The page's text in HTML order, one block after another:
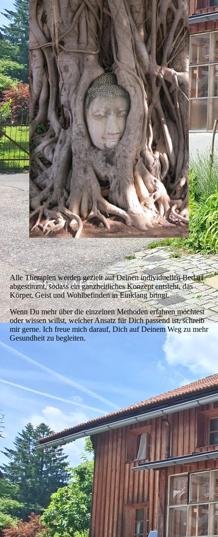
Alle Therapien werden gezielt auf Deinen individuellen Bedarf
abgestimmt, sodass ein ganzheitliches Konzept entsteht, das
Körper, Geist und Wohlbefinden in Einklang bringt.
Wenn Du mehr über die einzelnen Methoden erfahren möchtest
oder wissen willst, welcher Ansatz für Dich passend ist, schreib
mir gerne. Ich freue mich darauf, Dich auf Deinem Weg zu mehr
Gesundheit zu begleiten.